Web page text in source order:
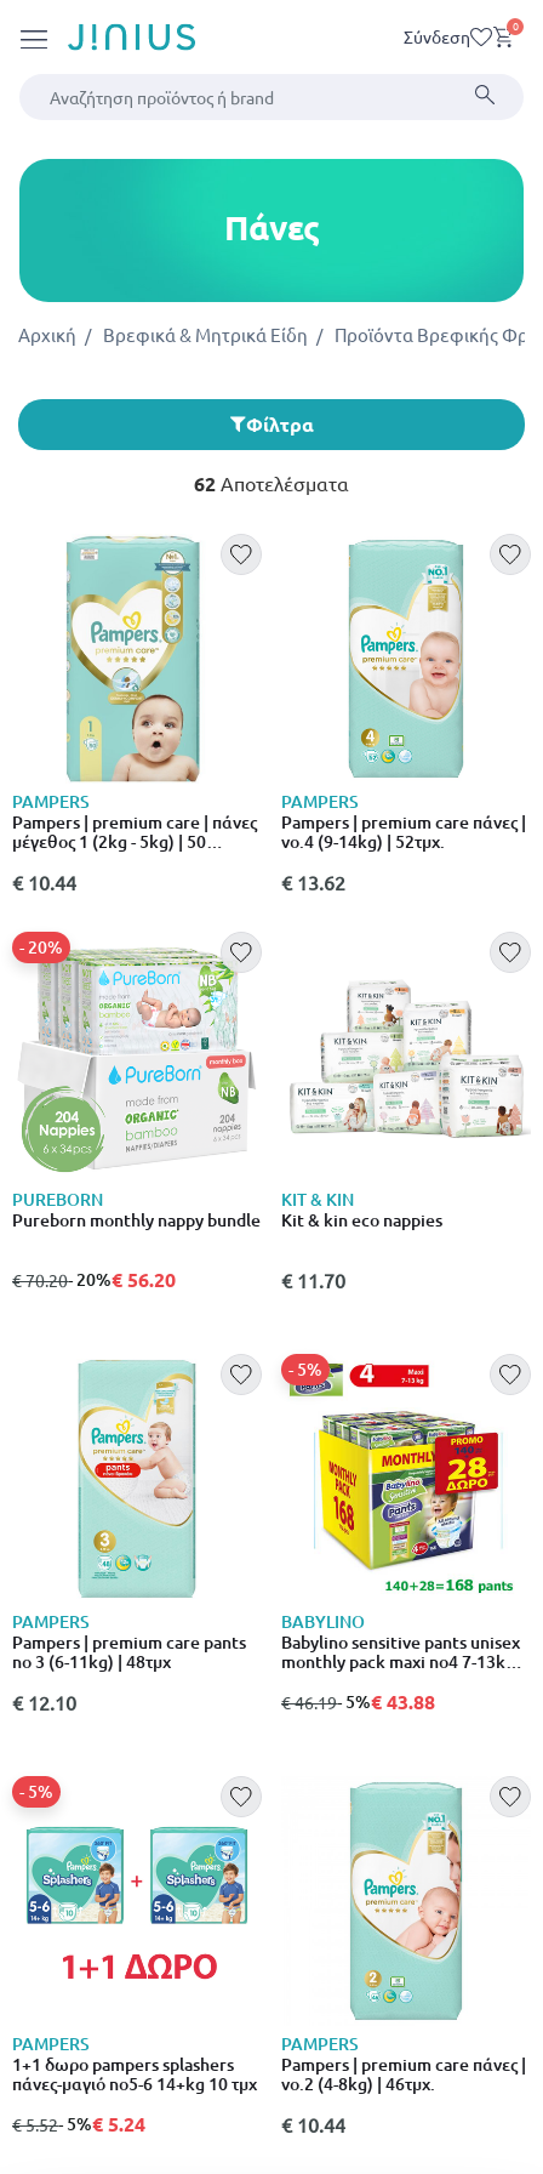
Σύνδεση 0
Πάνες
Αρχική Βρεφικά & Μητρικά Είδη Προϊόντα Βρεφικής
Φίλτρα
62 Αποτελέσματα
PAMPERS
Pampers | premium care | πάνες
μέγεθος 1 (2kg - 5kg) | 50
€ 10.44
PAMPERS
Pampers | premium care πάνες |
νο.4 (9-14kg) | 52τμχ.
€ 13.62
PUREBORN
Pureborn monthly nappy bundle
από
€ 70.20σε
- 20%
- 20%€ 56.20
KIT & KIN
Kit & kin eco nappies
€ 11.70
PAMPERS
Pampers | premium care pants
no 3 (6-11kg) | 48τμχ
€ 12.10
BABYLINO
Babylino sensitive pants unisex
monthly pack maxi no4 7-13kg
από
€ 46.19σε
- 5%
- 5%€ 43.88
PAMPERS
1+1 δωρο pampers splashers
πάνες-μαγιό no5-6 14+kg 10 τμχ
από
€ 5.52σε
- 5%
- 5%€ 5.24
PAMPERS
Pampers | premium care πάνες |
νο.2 (4-8kg) | 46τμχ.
€ 10.44